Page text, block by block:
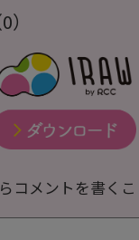
コメントを書く